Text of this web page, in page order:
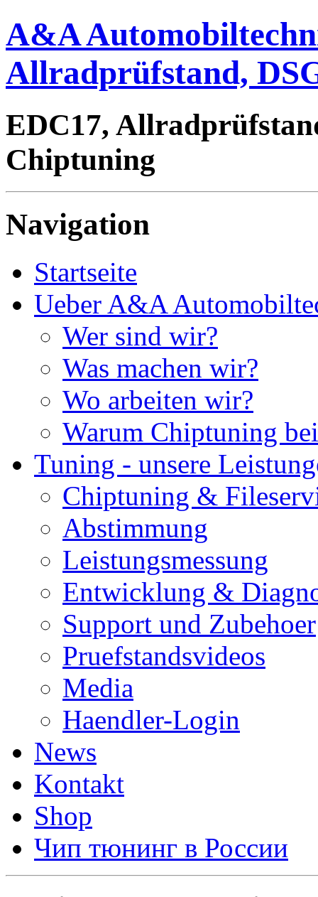
A&A
Allradprüfstand,
EDC17,
Chiptuning
Navigation
Startseite
Ueber A&A
Wer sind wir?
Was machen wir?
Wo arbeiten wir?
Warum Chiptuning
Tuning - unsere
Chiptuning &
Abstimmung
Leistungsmessung
Entwicklung &
Support und Zubehoer
Pruefstandsvideos
Media
Haendler-Login
News
Kontakt
Shop
Чип тюнинг в России